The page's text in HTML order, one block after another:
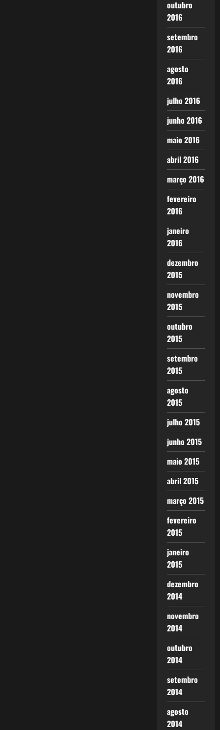
outubro
2016
setembro
2016
agosto
2016
julho 2016
junho 2016
maio 2016
abril 2016
março 2016
fevereiro
2016
janeiro
2016
dezembro
2015
novembro
2015
outubro
2015
setembro
2015
agosto
2015
julho 2015
junho 2015
maio 2015
abril 2015
março 2015
fevereiro
2015
janeiro
2015
dezembro
2014
novembro
2014
outubro
2014
setembro
2014
agosto
2014